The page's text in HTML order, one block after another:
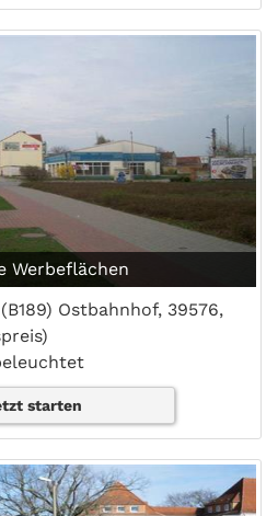
Werbeflächen
Ostbahnhof, 39576,
starten